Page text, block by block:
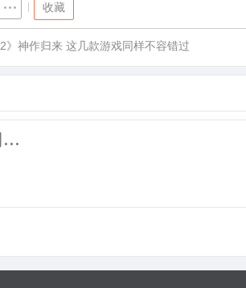
收藏
2》神作归来 这几款游戏同样不容错过